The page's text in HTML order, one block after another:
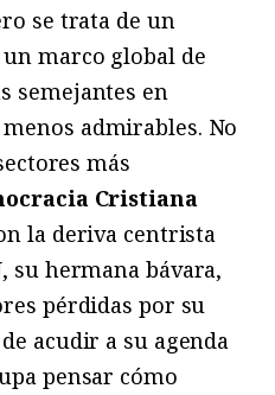
se trata de un
marco global de
semejantes en
admirables. No
más
Cristiana
la deriva centrista
su hermana bávara,
pérdidas por su
acudir a su agenda
pensar cómo